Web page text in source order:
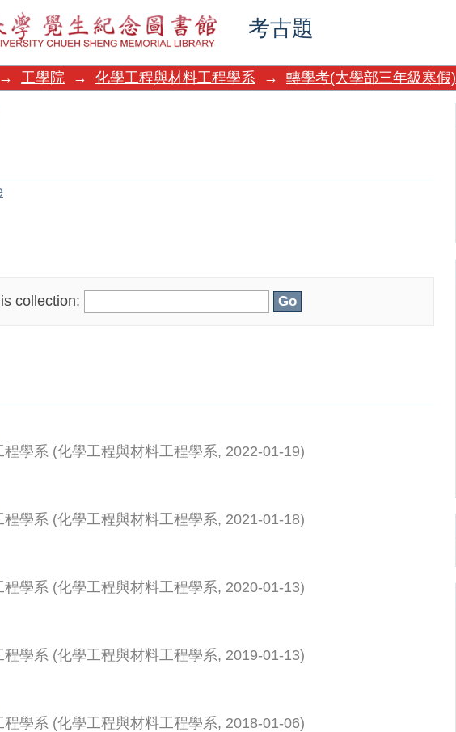
考古題
→ 工學院 → 化學工程與材料工程學系 → 轉學考(大學部三年級寒假)
collection:
程學系 (化學工程與材料工程學系, 2022-01-19)
程學系 (化學工程與材料工程學系, 2021-01-18)
程學系 (化學工程與材料工程學系, 2020-01-13)
程學系 (化學工程與材料工程學系, 2019-01-13)
程學系 (化學工程與材料工程學系, 2018-01-06)